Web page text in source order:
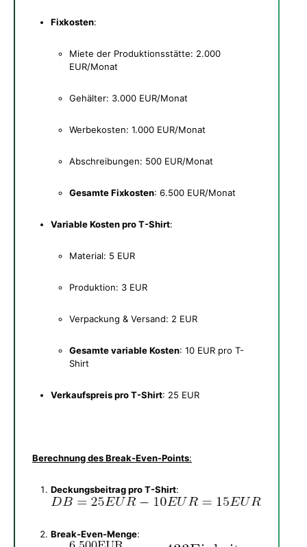
Fixkosten:
Miete der Produktionsstätte: 2.000
EUR/Monat
Gehälter: 3.000 EUR/Monat
Werbekosten: 1.000 EUR/Monat
Abschreibungen: 500 EUR/Monat
Gesamte Fixkosten: 6.500 EUR/Monat
Variable Kosten pro T-Shirt:
Material: 5 EUR
Produktion: 3 EUR
Verpackung & Versand: 2 EUR
Gesamte variable Kosten: 10 EUR pro T-
Shirt
Verkaufspreis pro T-Shirt: 25 EUR
Berechnung des Break-Even-Points:
Deckungsbeitrag pro T-Shirt:
Break-Even-Menge: